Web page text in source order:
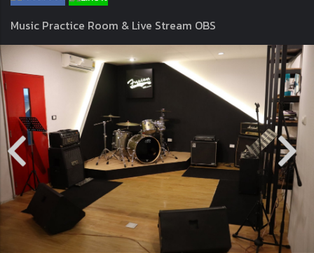
Music Practice Room & Live Stream OBS